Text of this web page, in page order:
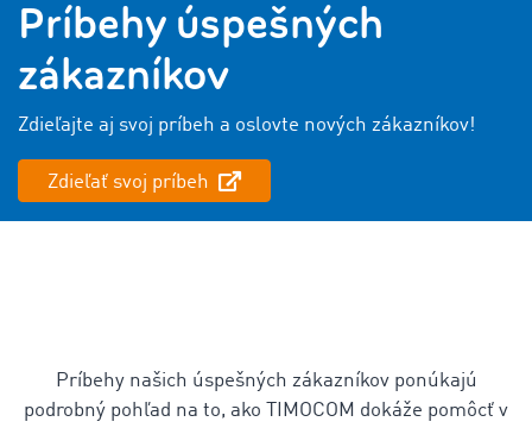
Príbehy úspešných
zákazníkov
Zdieľajte aj svoj príbeh a oslovte nových zákazníkov!
Zdieľať svoj príbeh
Príbehy našich úspešných zákazníkov ponúkajú
podrobný pohľad na to, ako TIMOCOM dokáže pomôcť v